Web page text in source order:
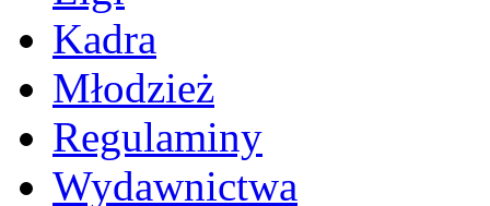
Kadra
Młodzież
Regulaminy
Wydawnictwa